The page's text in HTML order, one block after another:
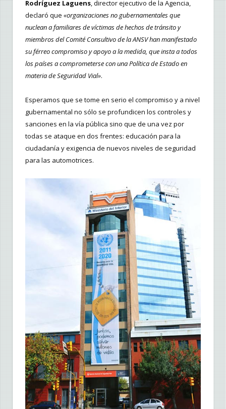
Rodríguez Laguens , director ejecutivo de la Agencia,
declaró que «organizaciones no gubernamentales que
nuclean a familiares de víctimas de hechos de tránsito y
miembros del Comité Consultivo de la ANSV han manifestado
su férreo compromiso y apoyo a la medida, que insta a todos
los países a comprometerse con una Política de Estado en
materia de Seguridad Vial».
Esperamos que se tome en serio el compromiso y a nivel
gubernamental no sólo se profundicen los controles y
sanciones en la vía pública sino que de una vez por
todas se ataque en dos frentes: educación para la
ciudadanía y exigencia de nuevos niveles de seguridad
para las automotrices.